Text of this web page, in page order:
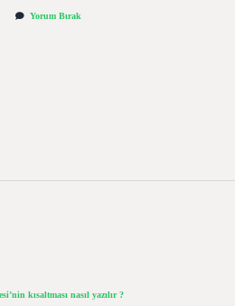
Yorum Bırak
kısaltması nasıl yazılır ?